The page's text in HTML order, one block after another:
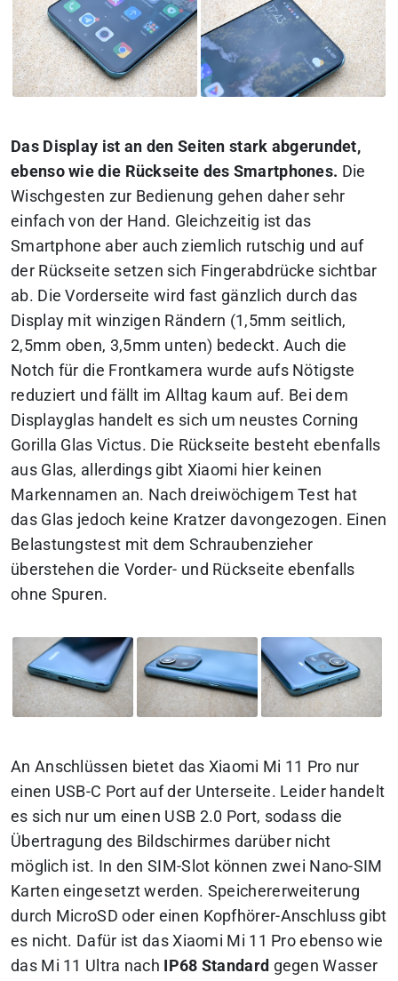
Das Display ist an den Seiten stark abgerundet,
ebenso wie die Rückseite des Smartphones. Die
Wischgesten zur Bedienung gehen daher sehr
einfach von der Hand. Gleichzeitig ist das
Smartphone aber auch ziemlich rutschig und auf
der Rückseite setzen sich Fingerabdrücke sichtbar
ab. Die Vorderseite wird fast gänzlich durch das
Display mit winzigen Rändern (1,5mm seitlich,
2,5mm oben, 3,5mm unten) bedeckt. Auch die
Notch für die Frontkamera wurde aufs Nötigste
reduziert und fällt im Alltag kaum auf. Bei dem
Displayglas handelt es sich um neustes Corning
Gorilla Glas Victus. Die Rückseite besteht ebenfalls
aus Glas, allerdings gibt Xiaomi hier keinen
Markennamen an. Nach dreiwöchigem Test hat
das Glas jedoch keine Kratzer davongezogen. Einen
Belastungstest mit dem Schraubenzieher
überstehen die Vorder- und Rückseite ebenfalls
ohne Spuren.
An Anschlüssen bietet das Xiaomi Mi 11 Pro nur
einen USB-C Port auf der Unterseite. Leider handelt
es sich nur um einen USB 2.0 Port, sodass die
Übertragung des Bildschirmes darüber nicht
möglich ist. In den SIM-Slot können zwei Nano-SIM
Karten eingesetzt werden. Speichererweiterung
durch MicroSD oder einen Kopfhörer-Anschluss gibt
es nicht. Dafür ist das Xiaomi Mi 11 Pro ebenso wie
das Mi 11 Ultra nach
IP68 Standard gegen Wasser